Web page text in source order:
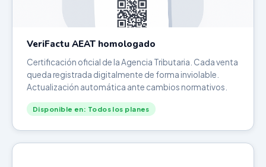
VeriFactu AEAT homologado
Certificación oficial de la Agencia Tributaria. Cada venta
queda registrada digitalmente de forma inviolable.
Actualización automática ante cambios normativos.
Disponible en: Todos los planes